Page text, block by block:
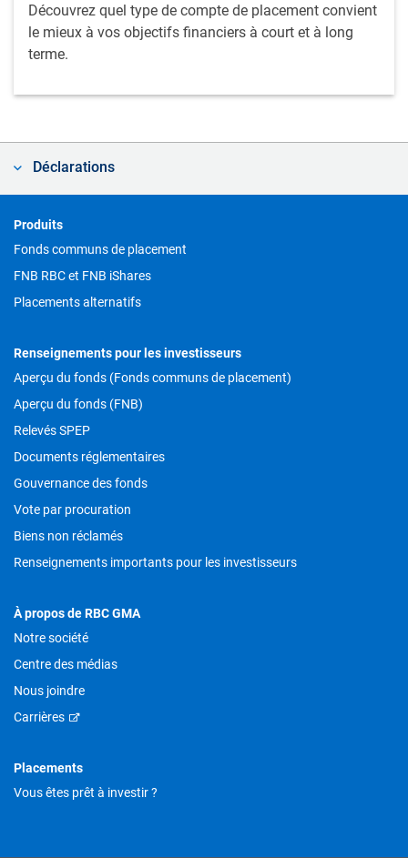
Découvrez quel type de compte de placement convient
le mieux à vos objectifs financiers à court et à long
terme.
Déclarations
Footer
Produits
Fonds communs de placement
FNB RBC et FNB iShares
Placements alternatifs
Renseignements pour les investisseurs
Aperçu du fonds (Fonds communs de placement)
Aperçu du fonds (FNB)
Relevés SPEP
Documents réglementaires
Gouvernance des fonds
Vote par procuration
Biens non réclamés
Renseignements importants pour les investisseurs
À propos de RBC GMA
Notre société
Centre des médias
Nous joindre
Carrières
Placements
Vous êtes prêt à investir ?